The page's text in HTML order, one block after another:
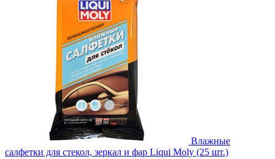
Влажные
салфетки для стекол, зеркал и фар Liqui Moly (25 шт.)